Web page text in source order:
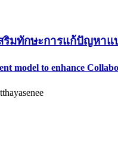
ริมทักษะการแก้ปัญหา
model to enhance